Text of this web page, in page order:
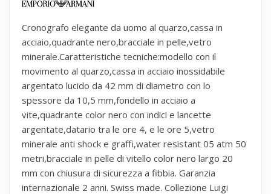
Cronografo elegante da uomo al quarzo,cassa in
acciaio,quadrante nero,bracciale in pelle,vetro
minerale.Caratteristiche tecniche:modello con il
movimento al quarzo,cassa in acciaio inossidabile
argentato lucido da 42 mm di diametro con lo
spessore da 10,5 mm,fondello in acciaio a
vite,quadrante color nero con indici e lancette
argentate,datario tra le ore 4, e le ore 5,vetro
minerale anti shock e graffi,water resistant 05 atm 50
metri,bracciale in pelle di vitello color nero largo 20
mm con chiusura di sicurezza a fibbia. Garanzia
internazionale 2 anni. Swiss made. Collezione Luigi